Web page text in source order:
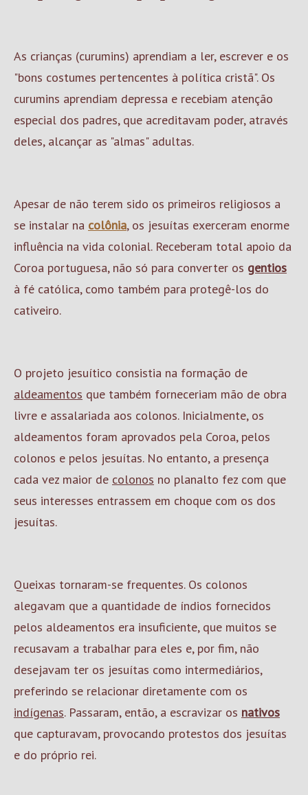
As crianças (curumins) aprendiam a ler, escrever e os
"bons costumes pertencentes à política cristã". Os
curumins aprendiam depressa e recebiam atenção
especial dos padres, que acreditavam poder, através
deles, alcançar as "almas" adultas.
Apesar de não terem sido os primeiros religiosos a
se instalar na colônia, os jesuítas exerceram enorme
influência na vida colonial. Receberam total apoio da
Coroa portuguesa, não só para converter os gentios
à fé católica, como também para protegê-los do
cativeiro.
O projeto jesuítico consistia na formação de
aldeamentos que também forneceriam mão de obra
livre e assalariada aos colonos. Inicialmente, os
aldeamentos foram aprovados pela Coroa, pelos
colonos e pelos jesuítas. No entanto, a presença
cada vez maior de colonos no planalto fez com que
seus interesses entrassem em choque com os dos
jesuítas.
Queixas tornaram-se frequentes. Os colonos
alegavam que a quantidade de índios fornecidos
pelos aldeamentos era insuficiente, que muitos se
recusavam a trabalhar para eles e, por fim, não
desejavam ter os jesuítas como intermediários,
preferindo se relacionar diretamente com os
indígenas. Passaram, então, a escravizar os nativos
que capturavam, provocando protestos dos jesuítas
e do próprio rei.